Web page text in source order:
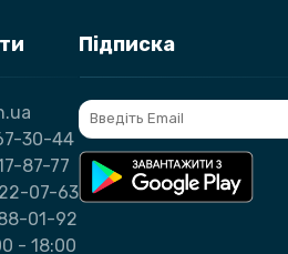
30-44
87-77
07-63
01-92
- 18:00
Підписка